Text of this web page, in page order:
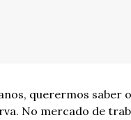
querermos
No mercado de